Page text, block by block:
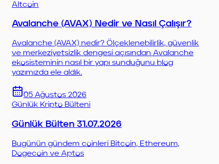
Altcoin
Avalanche (AVAX) Nedir ve Nasıl Çalışır?
Avalanche (AVAX) nedir? Ölçeklenebilirlik, güvenlik
ve merkeziyetsizlik dengesi açısından Avalanche
ekosisteminin nasıl bir yapı sunduğunu blog
yazımızda ele aldık.
05 Ağustos 2026
Günlük Kripto Bülteni
Günlük Bülten 31.07.2026
Bugünün gündem coinleri Bitcoin, Ethereum,
Dogecoin ve Aptos